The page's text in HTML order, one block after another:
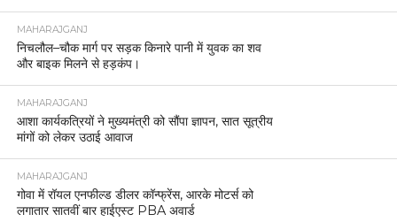
MAHARAJGANJ
निचलौल–चौक मार्ग पर सड़क किनारे पानी में युवक का शव
और बाइक मिलने से हड़कंप।
MAHARAJGANJ
आशा कार्यकत्रियों ने मुख्यमंत्री को सौंपा ज्ञापन, सात सूत्रीय
मांगों को लेकर उठाई आवाज
MAHARAJGANJ
गोवा में रॉयल एनफील्ड डीलर कॉन्फ्रेंस, आरके मोटर्स को
लगातार सातवीं बार हाईएस्ट PBA अवार्ड